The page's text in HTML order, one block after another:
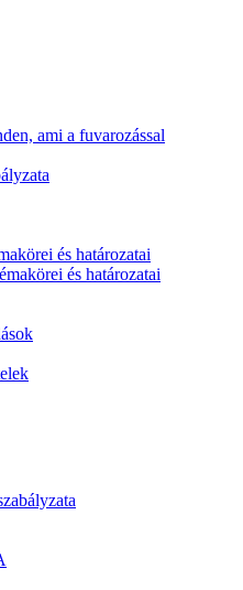
ami a fuvarozással
és határozatai
és határozatai